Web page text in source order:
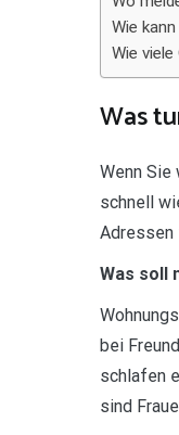
Wie
Wie
Was
Wenn
schnell
Adressen
Was soll
bei
schlafen
sind